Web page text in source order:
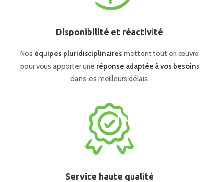
Disponibilité et réactivité
Nos équipes pluridisciplinaires mettent tout en œuvre
pour vous apporter une réponse adaptée à vos besoins
dans les meilleurs délais.
Service haute qualité